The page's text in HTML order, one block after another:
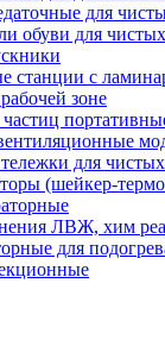
для
обуви для
станции с
зоне
для
(шейкер-
ЛВЖ, хим
для